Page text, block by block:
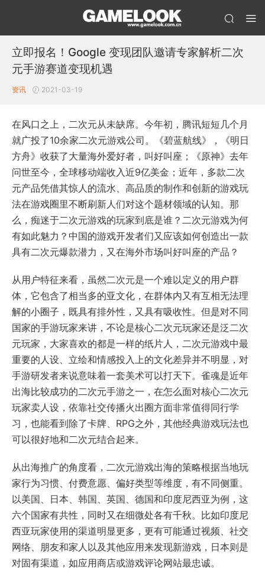
立即报名！Google 变现团队邀请专家解析二次
元手游赛道变现机遇
资讯 2021-03-19
在风口之上，二次元从未缺席。今年初，腾讯短短几个月
就广投了10余家二次元游戏公司。《碧蓝航线》，《明日
方舟》收获了大量海外爱好者，叫好叫座；《原神》去年
问世至今，全球移动端收入近9亿美金；近年，多款二次
元产品凭借其惊人的流水、高品质的制作和创新的游戏玩
法在游戏圈里不断刷新人们对这个题材领域的认知。那
么，痴迷于二次元游戏的玩家到底是谁？二次元游戏为何
有如此魅力？中国的游戏开发者们又应该如何创造出一款
具有二次元爆款潜力，又在海外市场叫好叫座的产品？
从用户特征来看，虽然二次元是一个难以定义的用户群
体，它包含了相当多的亚文化，在群体内又有互相无法理
解的小圈子，既具有排外性，又具有吸收性。但是对不同
国家的手游玩家来讲，不论是核心二次元玩家还是泛二次
元玩家，大家喜欢的都是一样的纸片人，二次元游戏中最
重要的人设、立绘和情感投入上的文化差异并不明显，对
手游研发者来说意味着一套美术可以打天下。雀魂是近年
出海比较成功的二次元手游之一，在怎么面对核心二次元
玩家卖人设，依靠社交传播火出圈方面非常值得同行学
习，也能看到除了卡牌、RPG之外，其他经典游戏玩法也
可以很好地和二次元结合起来。
从出海推广的角度看，二次元游戏出海的策略根据当地玩
家行为习惯、付费意愿、偏好类型等维度，有不同侧重。
以美国、日本、韩国、英国、德国和印度尼西亚为例，这
六个国家有共性，同时又在细微处各有千秋。比如印度尼
西亚玩家使用的渠道明显更多，更有可能通过视频、社交
网络、朋友和家人以及其他应用来发现新游戏，日本则是
对固有渠道，如应用商店或游戏评论网站最忠诚。